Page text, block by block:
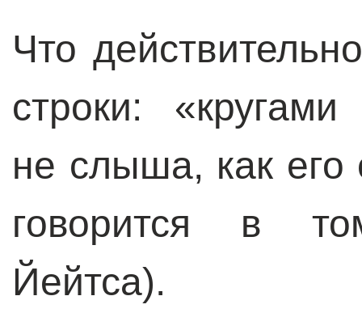
Что
строки:
не слыша, как его
говорится в
Йейтса).